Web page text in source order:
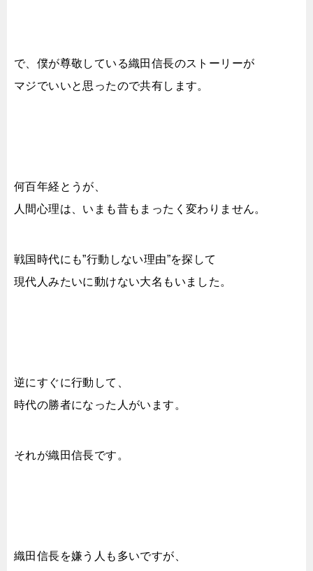
で、僕が尊敬している織田信長のストーリーが
マジでいいと思ったので共有します。
何百年経とうが、
人間心理は、いまも昔もまったく変わりません。
戦国時代にも”行動しない理由”を探して
現代人みたいに動けない大名もいました。
逆にすぐに行動して、
時代の勝者になった人がいます。
それが織田信長です。
織田信長を嫌う人も多いですが、